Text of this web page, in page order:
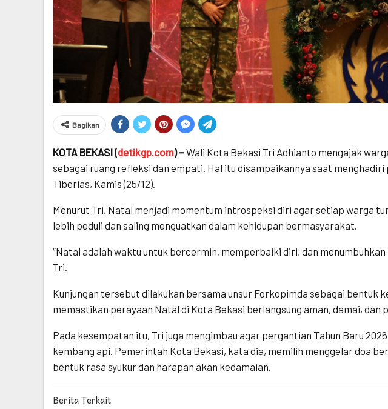
Bagikan
KOTA BEKASI (detikgp.com) –Wali Kota Bekasi Tri Adhianto mengajak
sebagai ruang refleksi dan empati. Hal itu disampaikannya saat menghadiri
Tiberias, Kamis (25/12).
Menurut Tri, Natal menjadi momentum introspeksi diri agar setiap warga
lebih peduli dan saling menguatkan dalam kehidupan bermasyarakat.
“Natal adalah waktu untuk bercermin, memperbaiki diri, dan
Tri.
Kunjungan tersebut dilakukan bersama unsur Forkopimda sebagai bentuk
memastikan perayaan Natal di Kota Bekasi berlangsung aman, damai, dan
Pada kesempatan itu, Tri juga mengimbau agar pergantian Tahun Baru
kembang api. Pemerintah Kota Bekasi, kata dia, memilih menggelar doa
bentuk rasa syukur dan harapan akan kedamaian.
Berita Terkait